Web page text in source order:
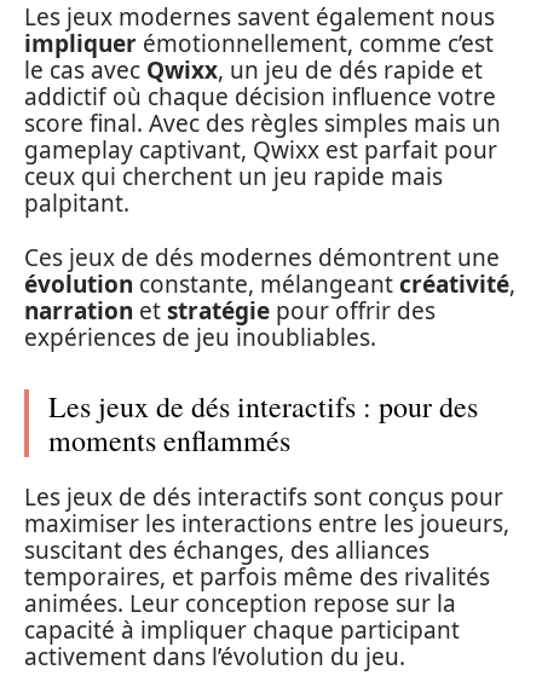
Les jeux modernes savent également nous
impliquer émotionnellement, comme c’est
le cas avec Qwixx, un jeu de dés rapide et
addictif où chaque décision influence votre
score final. Avec des règles simples mais un
gameplay captivant, Qwixx est parfait pour
ceux qui cherchent un jeu rapide mais
palpitant.
Ces jeux de dés modernes démontrent une
évolution constante, mélangeantcréativité,
narration etstratégie pour offrir des
expériences de jeu inoubliables.
Les jeux de dés interactifs : pour des
moments enflammés
Les jeux de dés interactifs sont conçus pour
maximiser les interactions entre les joueurs,
suscitant des échanges, des alliances
temporaires, et parfois même des rivalités
animées. Leur conception repose sur la
capacité à impliquer chaque participant
activement dans l’évolution du jeu.